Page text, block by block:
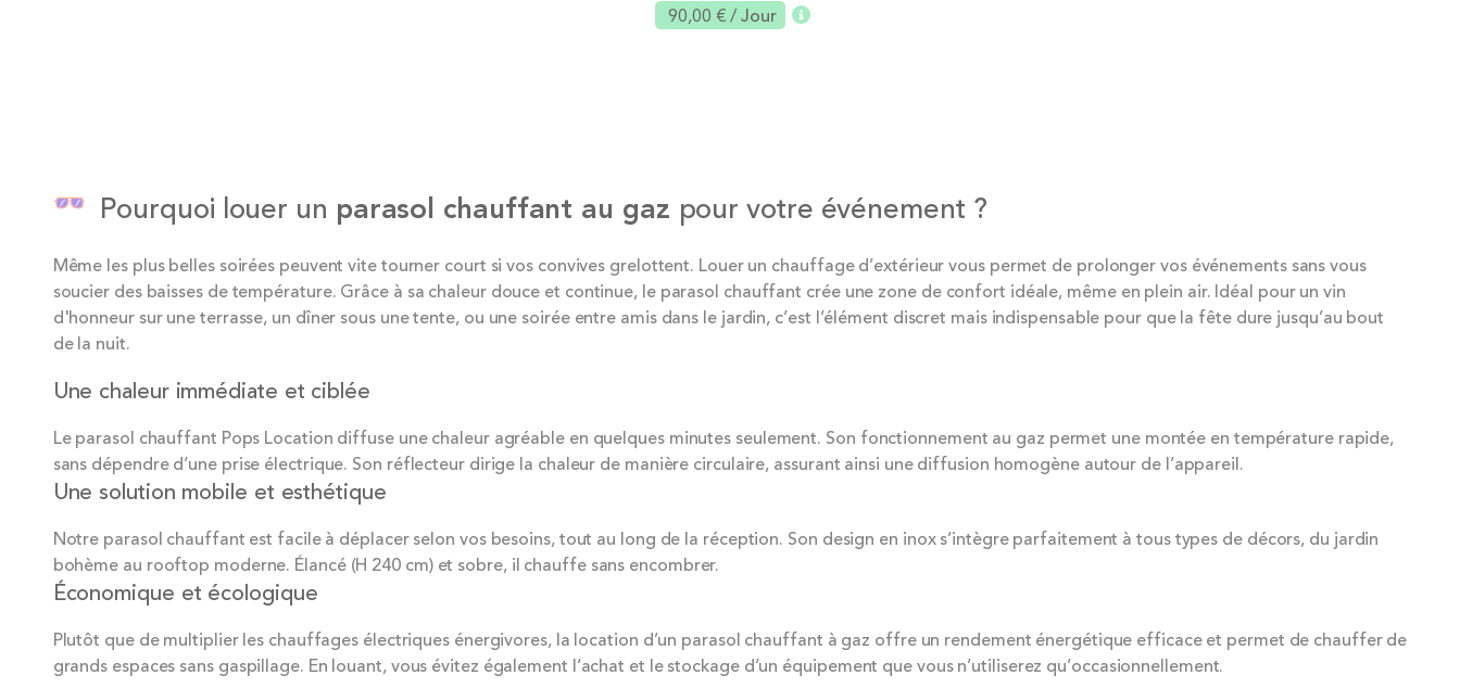
90,00 €/ Jour
Pourquoi louer un parasol chauffant au gaz pour votre événement ?
Même les plus belles soirées peuvent vite tourner court si vos convives grelottent. Louer un chauffage d’extérieur vous permet de prolonger vos événements sans vous
soucier des baisses de température. Grâce à sa chaleur douce et continue, le parasol chauffant crée une zone de confort idéale, même en plein air. Idéal pour un vin
d'honneur sur une terrasse, un dîner sous une tente, ou une soirée entre amis dans le jardin, c’est l’élément discret mais indispensable pour que la fête dure jusqu’au bout
de la nuit.
Une chaleur immédiate et ciblée
Le parasol chauffant Pops Location diffuse une chaleur agréable en quelques minutes seulement. Son fonctionnement au gaz permet une montée en température rapide,
sans dépendre d’une prise électrique. Son réflecteur dirige la chaleur de manière circulaire, assurant ainsi une diffusion homogène autour de l’appareil.
Une solution mobile et esthétique
Notre parasol chauffant est facile à déplacer selon vos besoins, tout au long de la réception. Son design en inox s’intègre parfaitement à tous types de décors, du jardin
bohème au rooftop moderne. Élancé (H 240 cm) et sobre, il chauffe sans encombrer.
Économique et écologique
Plutôt que de multiplier les chauffages électriques énergivores, la location d’un parasol chauffant à gaz offre un rendement énergétique efficace et permet de chauffer de
grands espaces sans gaspillage. En louant, vous évitez également l’achat et le stockage d’un équipement que vous n’utiliserez qu’occasionnellement.